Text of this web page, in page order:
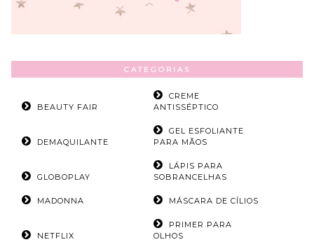
CATEGORIAS
BEAUTY FAIR
CREME
ANTISSÉPTICO
DEMAQUILANTE
GEL ESFOLIANTE
PARA MÃOS
GLOBOPLAY
LÁPIS PARA
SOBRANCELHAS
MADONNA MÁSCARA DE CÍLIOS
NETFLIX
PRIMER PARA
OLHOS